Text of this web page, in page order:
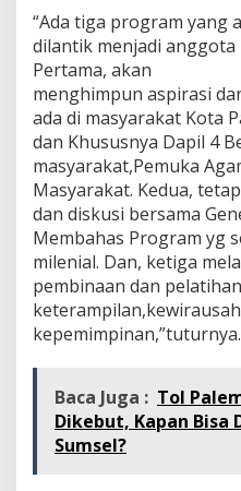
“Ada tiga program yang
dilantik menjadi anggota
Pertama, akan
menghimpun aspirasi
ada di masyarakat Kota
dan Khususnya Dapil 4
masyarakat,Pemuka
Masyarakat. Kedua,
dan diskusi bersama
Membahas Program yg
milenial. Dan, ketiga
pembinaan dan pelatihan
kepemimpinan,”tuturnya.
Baca Juga : Tol
Dikebut, Kapan Bisa
Sumsel?